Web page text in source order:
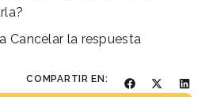
Cancelar la respuesta
COMPARTIR EN: